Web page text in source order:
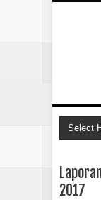
2017